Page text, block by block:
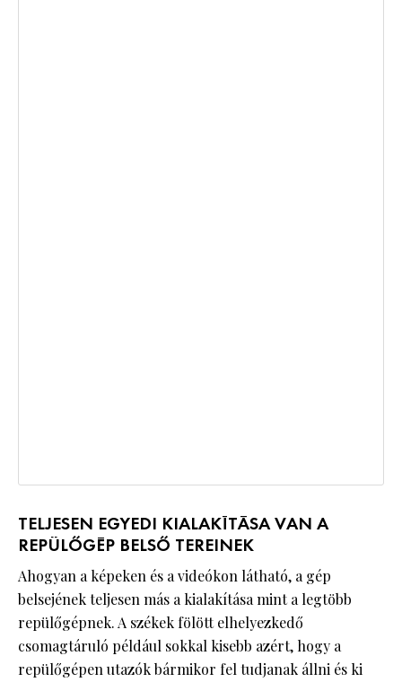
TELJESEN EGYEDI KIALAKÍTÁSA VAN A
REPÜLŐGÉP BELSŐ TEREINEK
Ahogyan a képeken és a videókon látható, a gép
belsejének teljesen más a kialakítása mint a legtöbb
repülőgépnek. A székek fölött elhelyezkedő
csomagtáruló például sokkal kisebb azért, hogy a
repülőgépen utazók bármikor fel tudjanak állni és ki